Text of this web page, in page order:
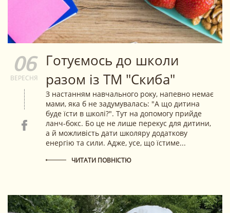
06
ВЕРЕСНЯ
Готуємось до школи
разом із ТМ "Скиба"
З настанням навчального року, напевно немає
мами, яка б не задумувалась: "А що дитина
буде їсти в школі?". Тут на допомогу прийде
ланч-бокс. Бо це не лише перекус для дитини,
а й можливість дати школяру додаткову
енергію та сили. Адже, усе, що їстиме...
ЧИТАТИ ПОВНІСТЮ